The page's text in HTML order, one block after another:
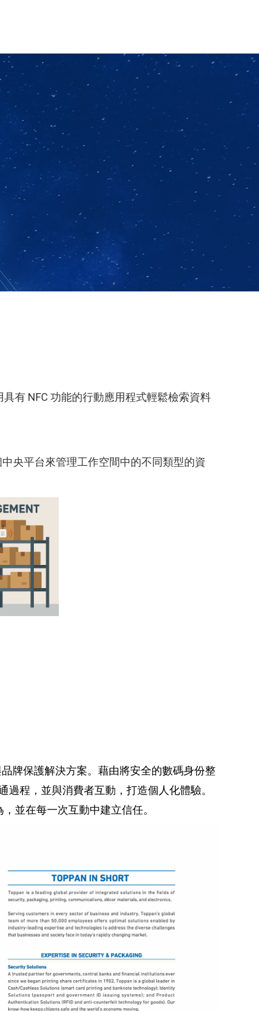
有 NFC 功能的行動應用程式輕鬆檢索資料
央平台來管理工作空間中的不同類型的資
牌保護解決方案。藉由將安全的數碼身份整
程，並與消費者互動，打造個人化體驗。
並在每一次互動中建立信任。